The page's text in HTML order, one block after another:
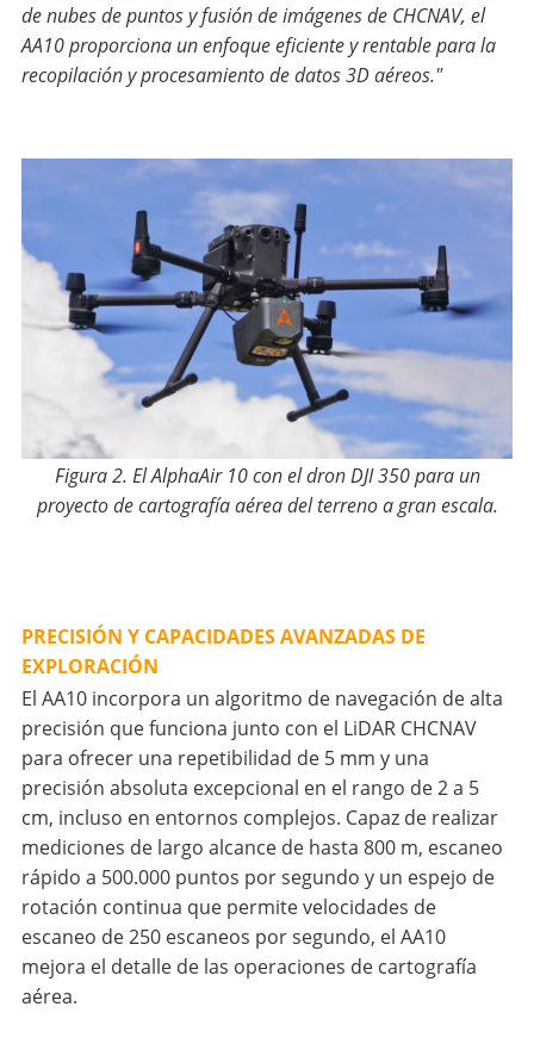
de nubes de puntos y fusión de imágenes de CHCNAV, el
AA10 proporciona un enfoque eficiente y rentable para la
recopilación y procesamiento de datos 3D aéreos."
Figura 2. El AlphaAir 10 con el dron DJI 350 para un
proyecto de cartografía aérea del terreno a gran escala.
PRECISIÓN Y CAPACIDADES AVANZADAS DE
EXPLORACIÓN
El AA10 incorpora un algoritmo de navegación de alta
precisión que funciona junto con el LiDAR CHCNAV
para ofrecer una repetibilidad de 5 mm y una
precisión absoluta excepcional en el rango de 2 a 5
cm, incluso en entornos complejos. Capaz de realizar
mediciones de largo alcance de hasta 800 m, escaneo
rápido a 500.000 puntos por segundo y un espejo de
rotación continua que permite velocidades de
escaneo de 250 escaneos por segundo, el AA10
mejora el detalle de las operaciones de cartografía
aérea.